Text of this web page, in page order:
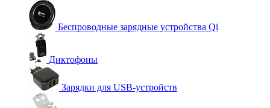
Беспроводные зарядные устройства Qi
Диктофоны
Зарядки для USB-устройств